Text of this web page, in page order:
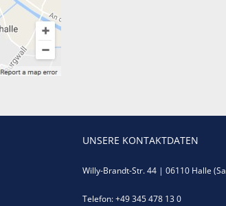
UNSERE KONTAKTDATEN
Willy-Brandt-Str. 44 | 06110 Halle
Telefon: +49 345 478 13 0